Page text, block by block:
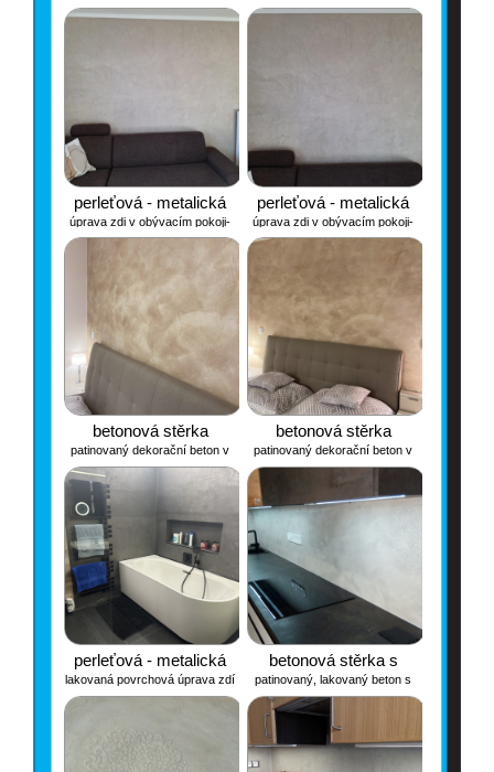
provedení vlastní
provedení vlastní
perleťová - metalická
úprava zdi v obývacím pokoji-
materiál od SunDeco
perleťová - metalická
úprava zdi v obývacím pokoji-
materiál od SunDeco
betonová stěrka
patinovaný dekorační beton v
ložnici
betonová stěrka
patinovaný dekorační beton v
ložnici
perleťová - metalická
lakovaná povrchová úprava zdí
v koupelně
betonová stěrka s
mandalou
patinovaný, lakovaný beton s
plastickým vzorem mandaly